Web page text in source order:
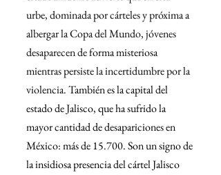
urbe, dominada por cárteles y próxima a
albergar la Copa del Mundo, jóvenes
desaparecen de forma misteriosa
mientras persiste la incertidumbre por la
violencia. También es la capital del
estado de Jalisco, que ha sufrido la
mayor cantidad de desapariciones en
México: más de 15.700. Son un signo de
la insidiosa presencia del cártel Jalisco